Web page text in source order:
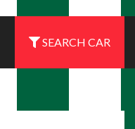
SEARCH CAR